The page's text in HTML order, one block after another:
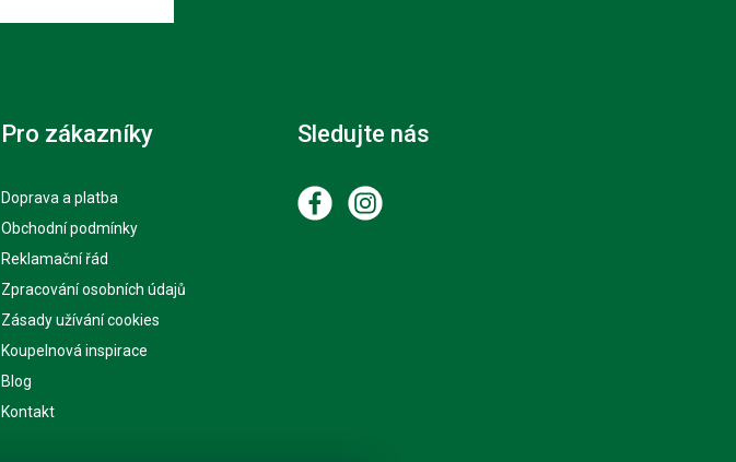
Pro zákazníky
Doprava a platba
Obchodní podmínky
Reklamační řád
Zpracování osobních údajů
Zásady užívání cookies
Koupelnová inspirace
Blog
Kontakt
Sledujte nás